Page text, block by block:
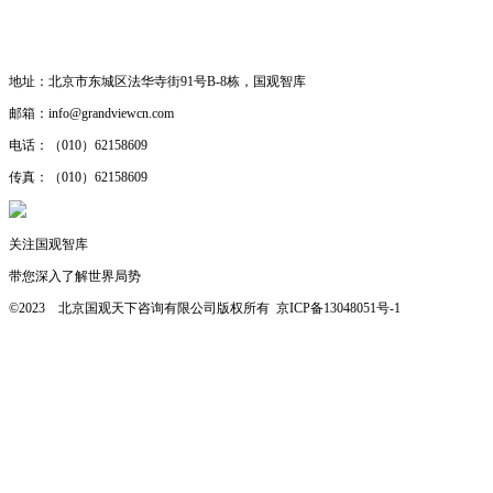
地址： 北京市东城区法华寺街91号B-8栋，国观智库
邮箱： info@grandviewcn.com
电话： （010）62158609
传真： （010）62158609
关注国观智库
带您深入了解世界局势
©2023 北京国观天下咨询有限公司版权所有 京ICP备13048051号-1